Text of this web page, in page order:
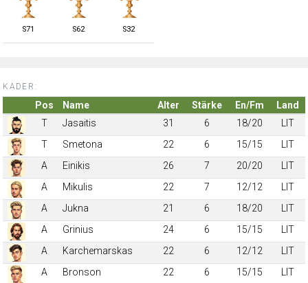
S71 S62 S32
KADER:
Pos Name Alter Stärke En/Fm
Land
T
Jasaitis 31 6 18/20
LIT
T
Smetona 22 6 15/15
LIT
A
Einikis 26 7 20/20
LIT
A
Mikulis 22 7 12/12
LIT
A
Jukna 21 6 18/20
LIT
A
Grinius 24 6 15/15
LIT
A
Karchemarskas 22 6 12/12
LIT
A
Bronson 22 6 15/15
LIT